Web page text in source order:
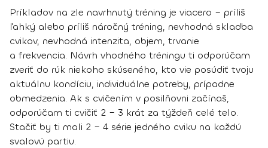
Príkladov na zle navrhnutý tréning je viacero – príliš
ľahký alebo príliš náročný tréning, nevhodná skladba
cvikov, nevhodná intenzita, objem, trvanie
a frekvencia. Návrh vhodného tréningu ti odporúčam
zveriť do rúk niekoho skúseného, kto vie posúdiť tvoju
aktuálnu kondíciu, individuálne potreby, prípadne
obmedzenia. Ak s cvičením v posilňovni začínaš,
odporúčam ti cvičiť 2 – 3 krát za týždeň celé telo.
Stačiť by ti mali 2 – 4 série jedného cviku na každú
svalovú partiu.